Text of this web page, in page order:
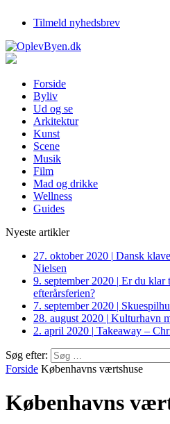
Tilmeld nyhedsbrev
Forside
Byliv
Ud og se
Arkitektur
Kunst
Scene
Musik
Film
Mad og drikke
Wellness
Guides
Nyeste artikler
27. oktober 2020 | Dansk
Nielsen
9. september 2020 | Er du klar
efterårsferien?
7. september 2020 |
28. august 2020 | Kulturhavn
2. april 2020 | Takeaway –
Søg efter:
Forside Københavns værtshuse
Københavns